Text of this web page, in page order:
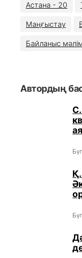
Астана - 20
Маңғыстау
Байланыс
Автордың